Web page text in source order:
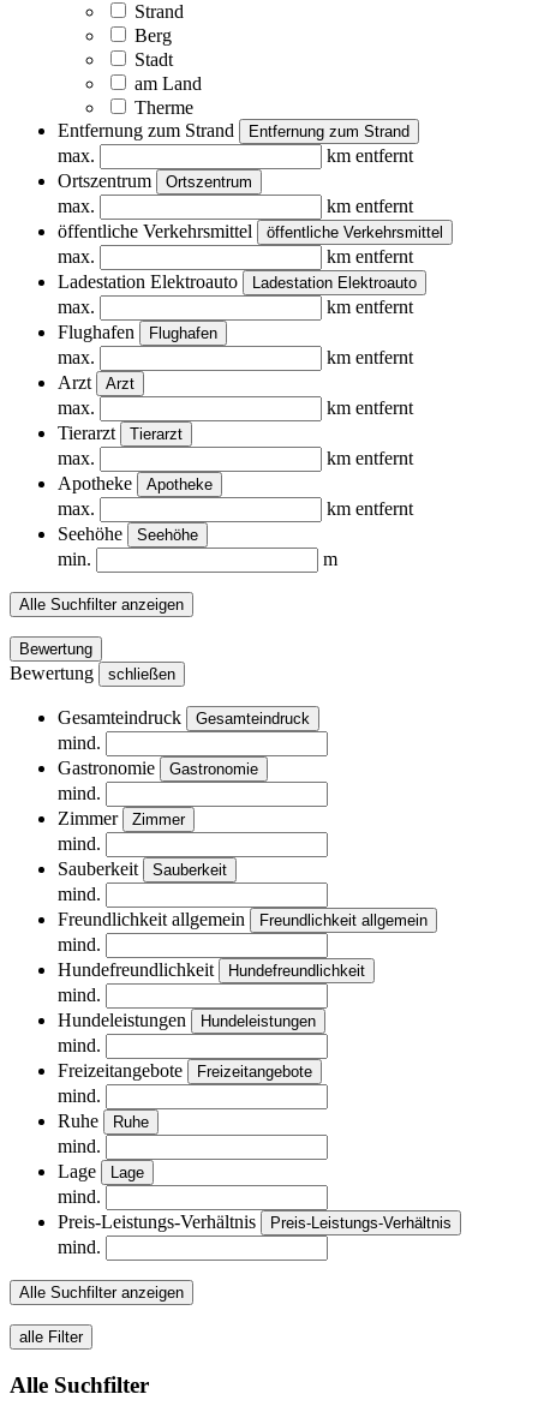
Strand
Berg
Stadt
am Land
Therme
Entfernung zum Strand
Entfernung zum Strand
max.
km entfernt
Ortszentrum
Ortszentrum
max.
km entfernt
öffentliche Verkehrsmittel
öffentliche Verkehrsmittel
max.
km entfernt
Ladestation Elektroauto
Ladestation Elektroauto
max.
km entfernt
Flughafen
Flughafen
max.
km entfernt
Arzt
Arzt
max.
km entfernt
Tierarzt
Tierarzt
max.
km entfernt
Apotheke
Apotheke
max.
km entfernt
Seehöhe
Seehöhe
min. m
Alle Suchfilter anzeigen
Bewertung
Bewertung schließen
Gesamteindruck Gesamteindruck
mind.
Gastronomie
Gastronomie
mind.
Zimmer
Zimmer
mind.
Sauberkeit
Sauberkeit
mind.
Freundlichkeit allgemein
Freundlichkeit allgemein
mind.
Hundefreundlichkeit
Hundefreundlichkeit
mind.
Hundeleistungen
Hundeleistungen
mind.
Freizeitangebote
Freizeitangebote
mind.
Ruhe
Ruhe
mind.
Lage
Lage
mind.
Preis-Leistungs-Verhältnis
Preis-Leistungs-Verhältnis
mind.
Alle Suchfilter anzeigen
alle Filter
Alle Suchfilter